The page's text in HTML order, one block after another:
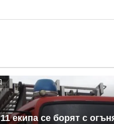
11 екипа се борят с